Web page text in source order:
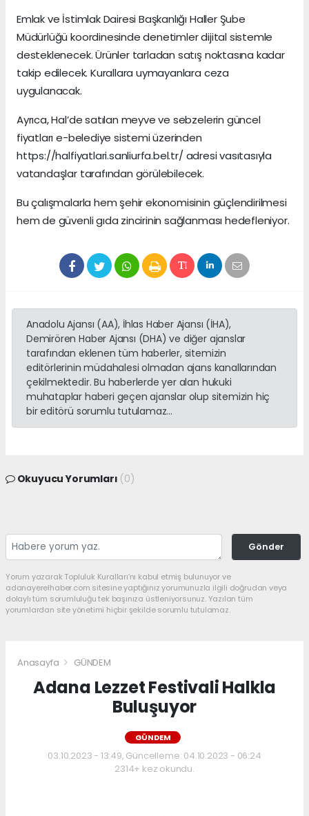
Emlak ve İstimlak Dairesi Başkanlığı Haller Şube
Müdürlüğü koordinesinde denetimler dijital sistemle
desteklenecek. Ürünler tarladan satış noktasına kadar
takip edilecek. Kurallara uymayanlara ceza
uygulanacak.
Ayrıca, Hal’de satılan meyve ve sebzelerin güncel
fiyatları e-belediye sistemi üzerinden
https://halfiyatlari.sanliurfa.bel.tr/ adresi vasıtasıyla
vatandaşlar tarafından görülebilecek.
Bu çalışmalarla hem şehir ekonomisinin güçlendirilmesi
hem de güvenli gıda zincirinin sağlanması hedefleniyor.
Anadolu Ajansı (AA), İhlas Haber Ajansı (İHA),
Demirören Haber Ajansı (DHA) ve diğer ajanslar
tarafından eklenen tüm haberler, sitemizin
editörlerinin müdahalesi olmadan ajans kanallarından
çekilmektedir. Bu haberlerde yer alan hukuki
muhataplar haberi geçen ajanslar olup sitemizin hiç
bir editörü sorumlu tutulamaz...
Okuyucu Yorumları (0)
Gönder
Yorum yazarak Topluluk Kuralları’nı kabul etmiş bulunuyor ve
adanayerelhaber.com sitesine yaptığınız yorumunuzla ilgili doğrudan veya
dolaylı tüm sorumluluğu tek başınıza üstleniyorsunuz. Yazılan tüm
yorumlardan site yönetimi hiçbir şekilde sorumlu tutulamaz.
Anasayfa GÜNDEM
Adana Lezzet Festivali Halkla
Buluşuyor
GÜNDEM
03.10.2023 - 13:49, Güncelleme: 04.10.2023 - 06:24
2314+ kez okundu.